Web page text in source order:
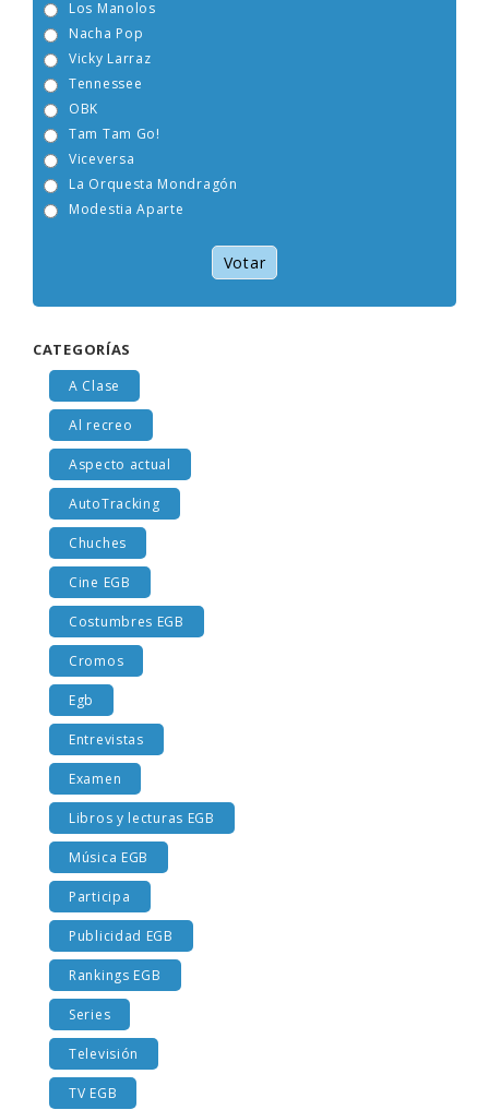
Los Manolos
Nacha Pop
Vicky Larraz
Tennessee
OBK
Tam Tam Go!
Viceversa
La Orquesta Mondragón
Modestia Aparte
Votar
CATEGORÍAS
A Clase
Al recreo
Aspecto actual
AutoTracking
Chuches
Cine EGB
Costumbres EGB
Cromos
Egb
Entrevistas
Examen
Libros y lecturas EGB
Música EGB
Participa
Publicidad EGB
Rankings EGB
Series
Televisión
TV EGB